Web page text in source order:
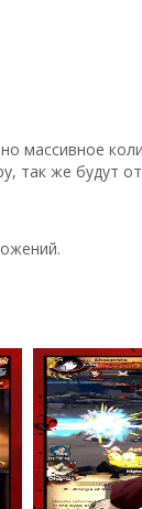
массивное
так же будут